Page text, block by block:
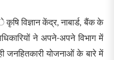
विज्ञान केंद्र, नाबार्ड, बैंक के
ने अपने-अपने विभाग में
जनहितकारी योजनाओं के बारे में